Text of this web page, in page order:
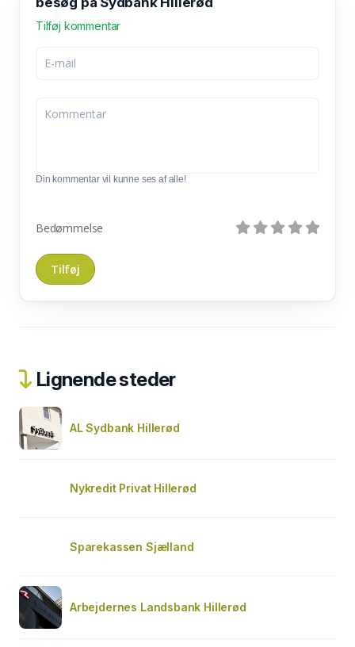
Tilføj kommentar
Din kommentar vil kunne ses af alle!
Bedømmelse
Lignende steder
AL Sydbank Hillerød
Nykredit Privat Hillerød
Sparekassen Sjælland
Arbejdernes Landsbank Hillerød